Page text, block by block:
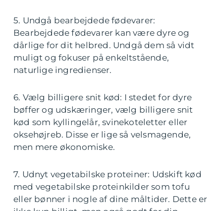
5. Undgå bearbejdede fødevarer:
Bearbejdede fødevarer kan være dyre og
dårlige for dit helbred. Undgå dem så vidt
muligt og fokuser på enkeltstående,
naturlige ingredienser.
6. Vælg billigere snit kød: I stedet for dyre
bøffer og udskæringer, vælg billigere snit
kød som kyllingelår, svinekoteletter eller
oksehøjreb. Disse er lige så velsmagende,
men mere økonomiske.
7. Udnyt vegetabilske proteiner: Udskift kød
med vegetabilske proteinkilder som tofu
eller bønner i nogle af dine måltider. Dette er